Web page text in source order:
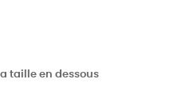
taille en dessous